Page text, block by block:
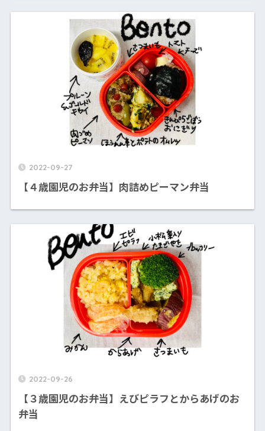
2022-09-27
【４歳園児のお弁当】肉詰めピーマン弁当
2022-09-26
【３歳園児のお弁当】えびピラフとからあげのお
弁当